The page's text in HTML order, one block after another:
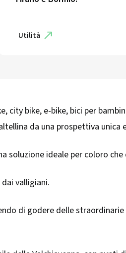
Utilità
bike, e-bike, bici per
da una prospettiva unica
soluzione ideale per coloro
valligiani.
di godere delle